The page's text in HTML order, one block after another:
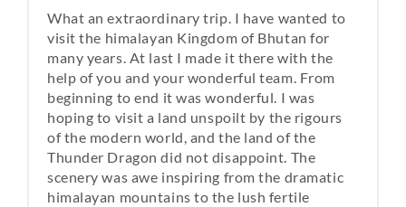
What an extraordinary trip. I have wanted to
visit the himalayan Kingdom of Bhutan for
many years. At last I made it there with the
help of you and your wonderful team. From
beginning to end it was wonderful. I was
hoping to visit a land unspoilt by the rigours
of the modern world, and the land of the
Thunder Dragon did not disappoint. The
scenery was awe inspiring from the dramatic
himalayan mountains to the lush fertile